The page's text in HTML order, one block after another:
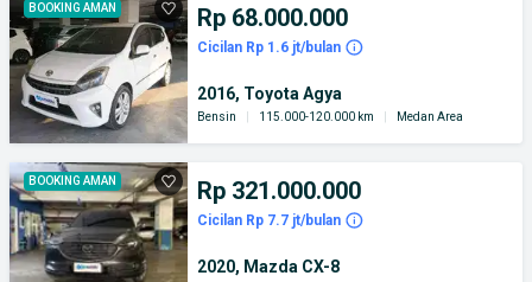
BOOKING AMAN Rp 68.000.000
Cicilan Rp 1.6 jt/bulan
2016, Toyota Agya
Bensin 115.000-120.000 km Medan Area
BOOKING AMAN Rp 321.000.000
Cicilan Rp 7.7 jt/bulan
2020, Mazda CX-8